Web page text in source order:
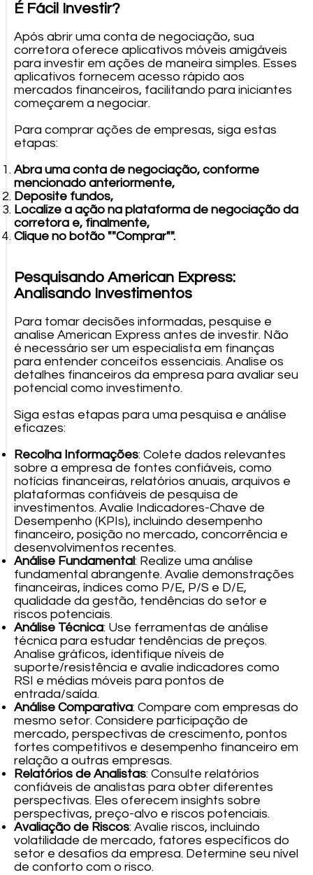
É Fácil Investir?
Após abrir uma conta de negociação, sua
corretora oferece aplicativos móveis amigáveis
para investir em ações de maneira simples. Esses
aplicativos fornecem acesso rápido aos
mercados financeiros, facilitando para iniciantes
começarem a negociar.
Para comprar ações de empresas, siga estas
etapas:
Abra uma conta de negociação, conforme
mencionado anteriormente,
Deposite fundos,
Localize a ação na plataforma de negociação da
corretora e, finalmente,
Clique no botão ""Comprar"".
Pesquisando American Express:
Analisando Investimentos
Para tomar decisões informadas, pesquise e
analise American Express antes de investir. Não
é necessário ser um especialista em finanças
para entender conceitos essenciais. Analise os
detalhes financeiros da empresa para avaliar seu
potencial como investimento.
Siga estas etapas para uma pesquisa e análise
eficazes:
Recolha Informações: Colete dados relevantes
sobre a empresa de fontes confiáveis, como
notícias financeiras, relatórios anuais, arquivos e
plataformas confiáveis de pesquisa de
investimentos. Avalie Indicadores-Chave de
Desempenho (KPIs), incluindo desempenho
financeiro, posição no mercado, concorrência e
desenvolvimentos recentes.
Análise Fundamental: Realize uma análise
fundamental abrangente. Avalie demonstrações
financeiras, índices como P/E, P/S e D/E,
qualidade da gestão, tendências do setor e
riscos potenciais.
Análise Técnica: Use ferramentas de análise
técnica para estudar tendências de preços.
Analise gráficos, identifique níveis de
suporte/resistência e avalie indicadores como
RSI e médias móveis para pontos de
entrada/saída.
Análise Comparativa: Compare com empresas do
mesmo setor. Considere participação de
mercado, perspectivas de crescimento, pontos
fortes competitivos e desempenho financeiro em
relação a outras empresas.
Relatórios de Analistas: Consulte relatórios
confiáveis de analistas para obter diferentes
perspectivas. Eles oferecem insights sobre
perspectivas, preço-alvo e riscos potenciais.
Avaliação de Riscos: Avalie riscos, incluindo
volatilidade de mercado, fatores específicos do
setor e desafios da empresa. Determine seu nível
de conforto com o risco.